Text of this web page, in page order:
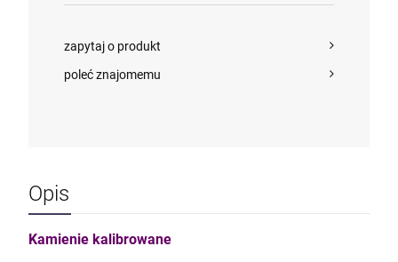
zapytaj o produkt
poleć znajomemu
Opis
Kamienie kalibrowane